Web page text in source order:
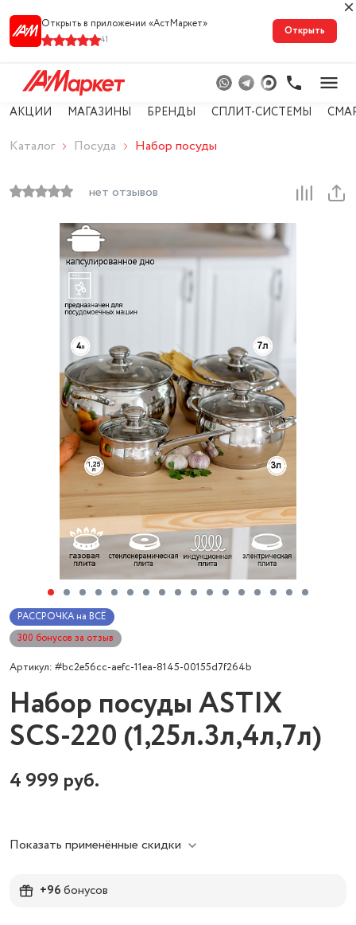
Открыть в приложении «АстМарке‪т‬»
41
Открыть
АКЦИИ МАГАЗИНЫ БРЕНДЫ СПЛИТ-СИСТЕМЫ
Каталог Посуда Набор посуды
нет отзывов
РАССРОЧКА на ВСЁ
300 бонусов за отзыв
Артикул: #bc2e56cc-aefc-11ea-8145-00155d7f264b
Набор посуды ASTIX
SCS-220 (1,25л.3л,4л,7л)
4 999 руб.
Показать применённые скидки
+96бонусов